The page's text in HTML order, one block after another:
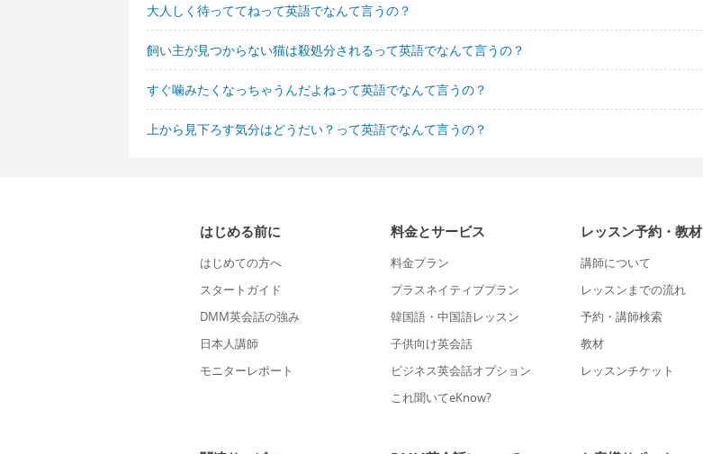
大人しく待っててねって英語でなんて言うの？
飼い主が見つからない猫は殺処分されるって英語でなんて言うの？
すぐ噛みたくなっちゃうんだよねって英語でなんて言うの？
上から見下ろす気分はどうだい？って英語でなんて言うの？
はじめる前に
はじめての方へ
スタートガイド
DMM英会話の強み
日本人講師
モニターレポート
料金とサービス
料金プラン
プラスネイティブプラン
韓国語・中国語レッスン
子供向け英会話
ビジネス英会話オプション
これ聞いてeKnow?
レッスン予約・教材
講師について
レッスンまでの流れ
予約・講師検索
教材
レッスンチケット